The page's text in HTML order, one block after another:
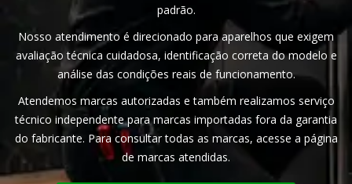
padrão.
Nosso atendimento é direcionado para aparelhos que exigem
avaliação técnica cuidadosa, identificação correta do modelo e
análise das condições reais de funcionamento.
Atendemos marcas autorizadas e também realizamos serviço
técnico independente para marcas importadas fora da garantia
do fabricante. Para consultar todas as marcas, acesse a página
de marcas atendidas.